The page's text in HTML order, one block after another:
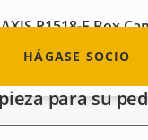
AXIS P1518-E Box
Vistas de gran angular
HÁGASE SOCIO
para su